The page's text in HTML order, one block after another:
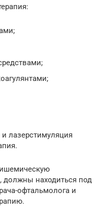
лазерстимуляция
должны находиться под
офтальмолога и